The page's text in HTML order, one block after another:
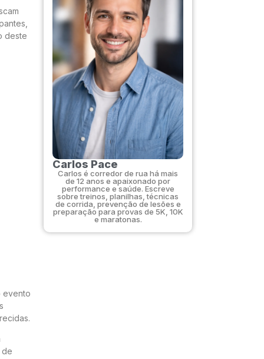
deste
evento
de
Carlos Pace
Carlos é corredor de rua há mais
de 12 anos e apaixonado por
performance e saúde. Escreve
sobre treinos, planilhas, técnicas
de corrida, prevenção de lesões e
preparação para provas de 5K, 10K
e maratonas.